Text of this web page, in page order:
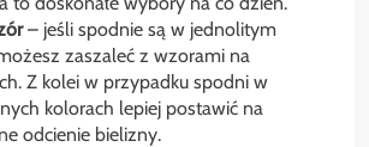
– jeśli spodnie są w jednolitym
zaszaleć z wzorami na
Z kolei w przypadku spodni w
kolorach lepiej postawić na
odcienie bielizny.